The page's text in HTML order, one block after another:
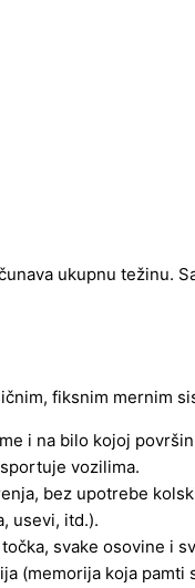
ukupnu težinu.
fiksnim mernim
i na bilo kojoj
vozilima.
bez upotrebe
usevi, itd.).
svake osovine i
(memorija koja